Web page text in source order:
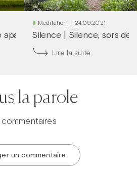
apaisée
Meditation 24.09.2021
Silence Silence, sors de
Lire la suite
la parole
commentaires
un commentaire